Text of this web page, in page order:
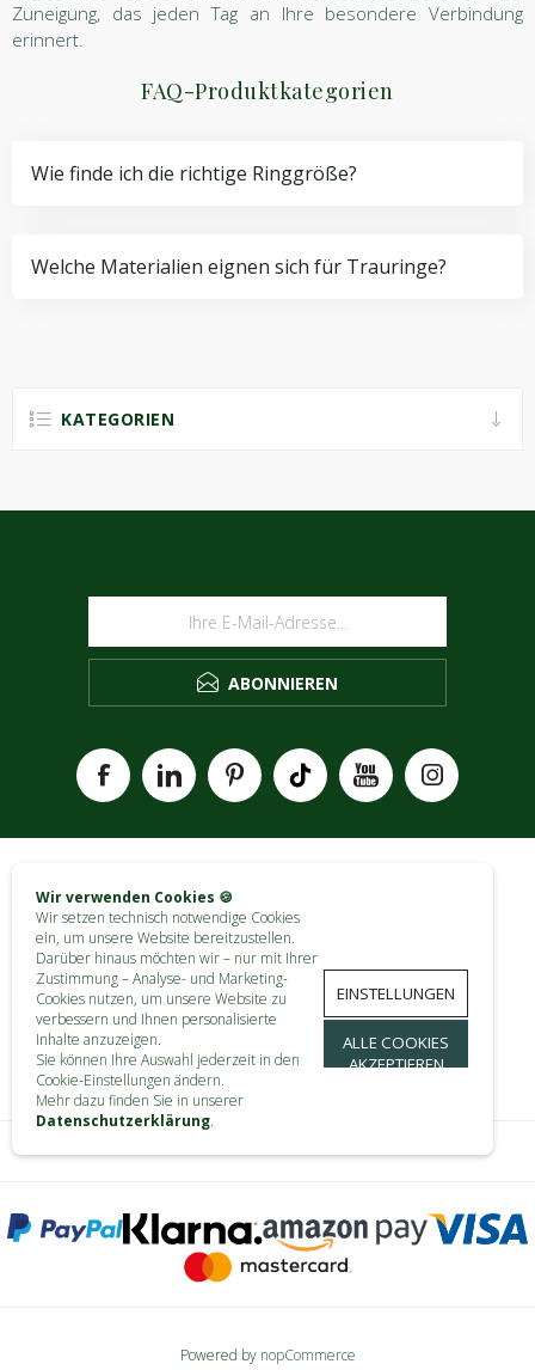
Zuneigung, das jeden Tag an Ihre besondere Verbindung
erinnert.
FAQ-Produktkategorien
Wie finde ich die richtige Ringgröße?
Welche Materialien eignen sich für Trauringe?
KATEGORIEN
Wir verwenden Cookies 🍪
Wir setzen technisch notwendige Cookies
ein, um unsere Website bereitzustellen.
Darüber hinaus möchten wir – nur mit Ihrer
Zustimmung – Analyse- und Marketing-
Cookies nutzen, um unsere Website zu
verbessern und Ihnen personalisierte
Inhalte anzuzeigen.
Sie können Ihre Auswahl jederzeit in den
Cookie-Einstellungen ändern.
Mehr dazu finden Sie in unserer
Datenschutzerklärung.
EINSTELLUNGEN
ALLE COOKIES
AKZEPTIEREN
ABONNIEREN
KONTAKT
INFORMATIONEN
KUNDENDIENST
MEIN KONTO
Powered by nopCommerce